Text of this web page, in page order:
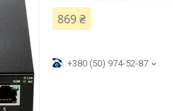
869 ₴
+380 (50) 974-52-87